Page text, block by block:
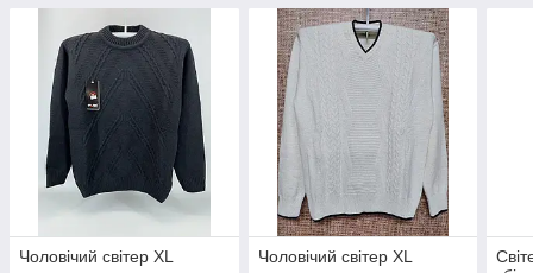
Чоловічий світер XL Чоловічий світер XL